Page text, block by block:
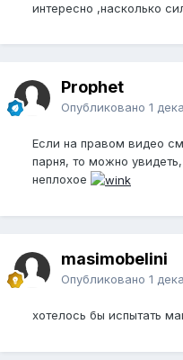
интересно ,насколько
Prophet
Опубликовано 1
Если на правом видео
парня, то можно
неплохое
masimobelini
Опубликовано 1
хотелось бы испытать